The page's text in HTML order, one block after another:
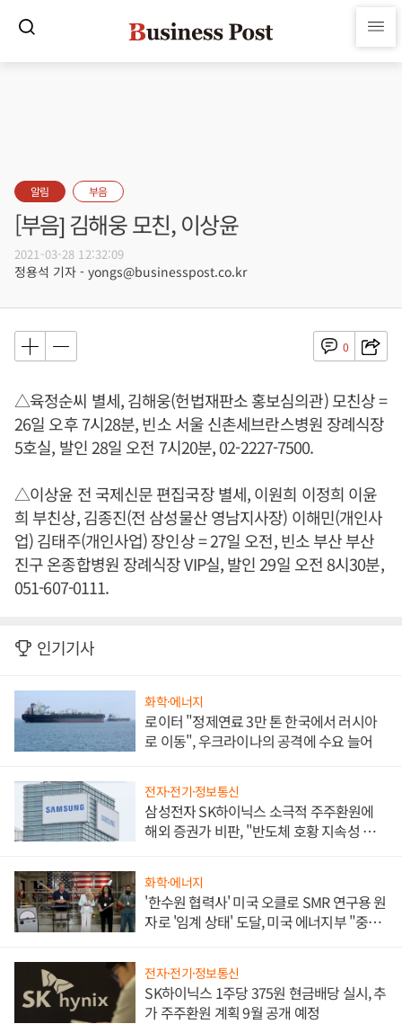
알림 부음
[부음] 김해웅 모친, 이상윤
2021-03-28 12:32:09
정용석 기자 - yongs@businesspost.co.kr
0
△육정순씨 별세, 김해웅(헌법재판소 홍보심의관) 모친상 =
26일 오후 7시28분, 빈소 서울 신촌세브란스병원 장례식장
5호실, 발인 28일 오전 7시20분, 02-2227-7500.
△이상윤 전 국제신문 편집국장 별세, 이원희 이정희 이윤
희 부친상, 김종진(전 삼성물산 영남지사장) 이해민(개인사
업) 김태주(개인사업) 장인상 = 27일 오전, 빈소 부산 부산
진구 온종합병원 장례식장 VIP실, 발인 29일 오전 8시30분,
051-607-0111.
인기기사
화학·에너지
로이터 "정제연료 3만 톤 한국에서 러시아
로 이동", 우크라이나의 공격에 수요 늘어
전자·전기·정보통신
삼성전자 SK하이닉스 소극적 주주환원에
해외 증권가 비판, "반도체 호황 지속성 의
화학·에너지
'한수원 협력사' 미국 오클로 SMR 연구용 원
자로 '임계 상태' 도달, 미국 에너지부 "중요
전자·전기·정보통신
SK하이닉스 1주당 375원 현금배당 실시, 추
가 주주환원 계획 9월 공개 예정